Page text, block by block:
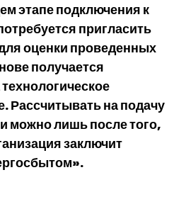
этапе подключения к
пригласить
оценки проведенных
получается
Рассчитывать на подачу
можно лишь после того,
заключит